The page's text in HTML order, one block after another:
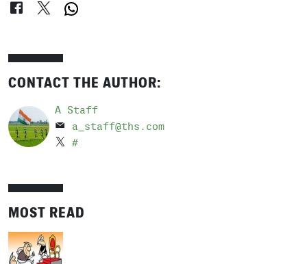
CONTACT THE AUTHOR:
A Staff
a_staff@ths.com
#
MOST READ